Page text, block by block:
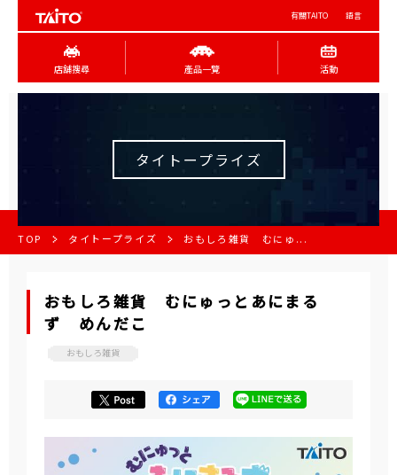
有關TAITO 語言
店舖搜尋 產品一覽 活動
タイトープライズ
TOP タイトープライズ おもしろ雑貨 むにゅ...
おもしろ雑貨 むにゅっとあにまる
ず めんだこ
おもしろ雑貨